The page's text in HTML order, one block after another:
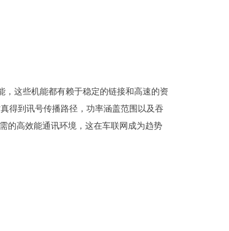
这些机能都有赖于稳定的链接和高速的资
得到讯号传播路径，功率涵盖范围以及吞
的高效能通讯环境，这在车联网成为趋势